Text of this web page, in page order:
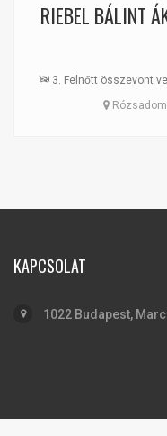
RIEBEL BÁLINT
3. Felnőtt összevont
KAPCSOLAT
1022 Budapest,